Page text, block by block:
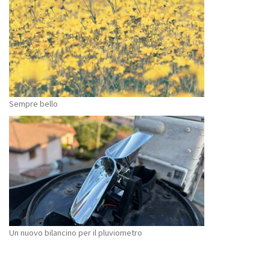
Sempre bello
Un nuovo bilancino per il pluviometro